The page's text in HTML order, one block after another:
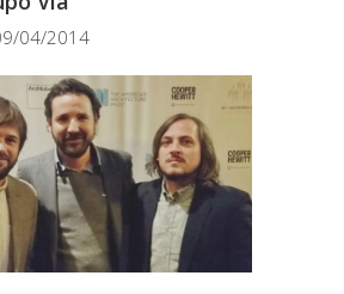
04/2014